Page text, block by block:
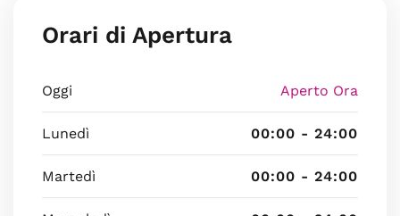
Orari di Apertura
Oggi Aperto Ora
Lunedì 00:00 - 24:00
Martedì 00:00 - 24:00